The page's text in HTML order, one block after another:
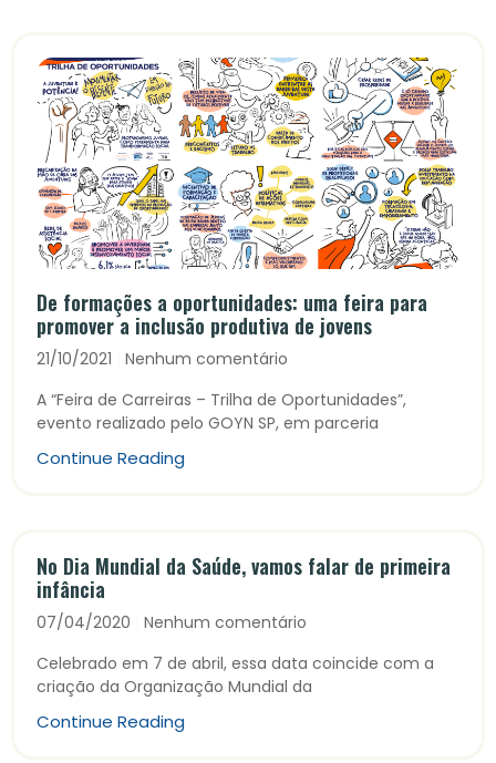
De formações a oportunidades: uma feira para
promover a inclusão produtiva de jovens
21/10/2021
Nenhum comentário
A “Feira de Carreiras – Trilha de Oportunidades”,
evento realizado pelo GOYN SP, em parceria
Continue Reading
No Dia Mundial da Saúde, vamos falar de primeira
infância
07/04/2020
Nenhum comentário
Celebrado em 7 de abril, essa data coincide com a
criação da Organização Mundial da
Continue Reading